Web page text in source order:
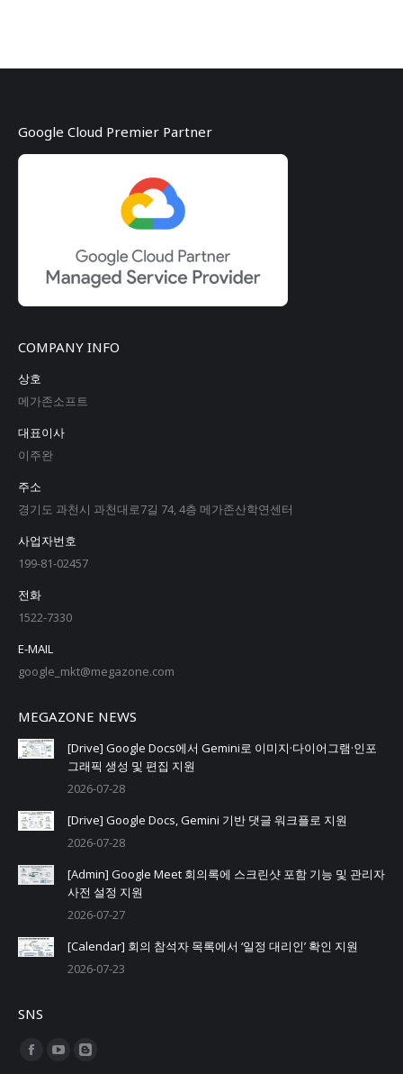
Google Cloud Premier Partner
COMPANY INFO
상호
메가존소프트
대표이사
이주완
주소
경기도 과천시 과천대로7길 74, 4층 메가존산학연센터
사업자번호
199-81-02457
전화
1522-7330
E-MAIL
google_mkt@megazone.com
MEGAZONE NEWS
[Drive] Google Docs에서 Gemini로 이미지·다이어그램·인포
그래픽 생성 및 편집 지원
2026-07-28
[Drive] Google Docs, Gemini 기반 댓글 워크플로 지원
2026-07-28
[Admin] Google Meet 회의록에 스크린샷 포함 기능 및 관리자
사전 설정 지원
2026-07-27
[Calendar] 회의 참석자 목록에서 ‘일정 대리인’ 확인 지원
2026-07-23
SNS
Find us on:
Facebook
YouTubeBlogger